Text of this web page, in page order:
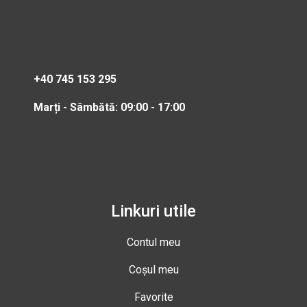
+40 745 153 295
Marți - Sâmbătă: 09:00 - 17:00
Linkuri utile
Contul meu
Coșul meu
Favorite